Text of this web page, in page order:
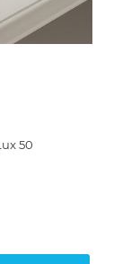
50